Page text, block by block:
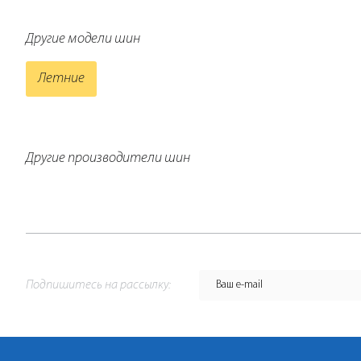
Другие модели шин
Летние
Другие производители шин
Подпишитесь на рассылку: